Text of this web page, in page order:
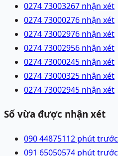
0274 73003267 nhận xét
0274 73000276 nhận xét
0274 73002976 nhận xét
0274 73002956 nhận xét
0274 73000245 nhận xét
0274 73000325 nhận xét
0274 73002945 nhận xét
Số vừa được nhận xét
090 44875112 phút trước
091 65050574 phút trước